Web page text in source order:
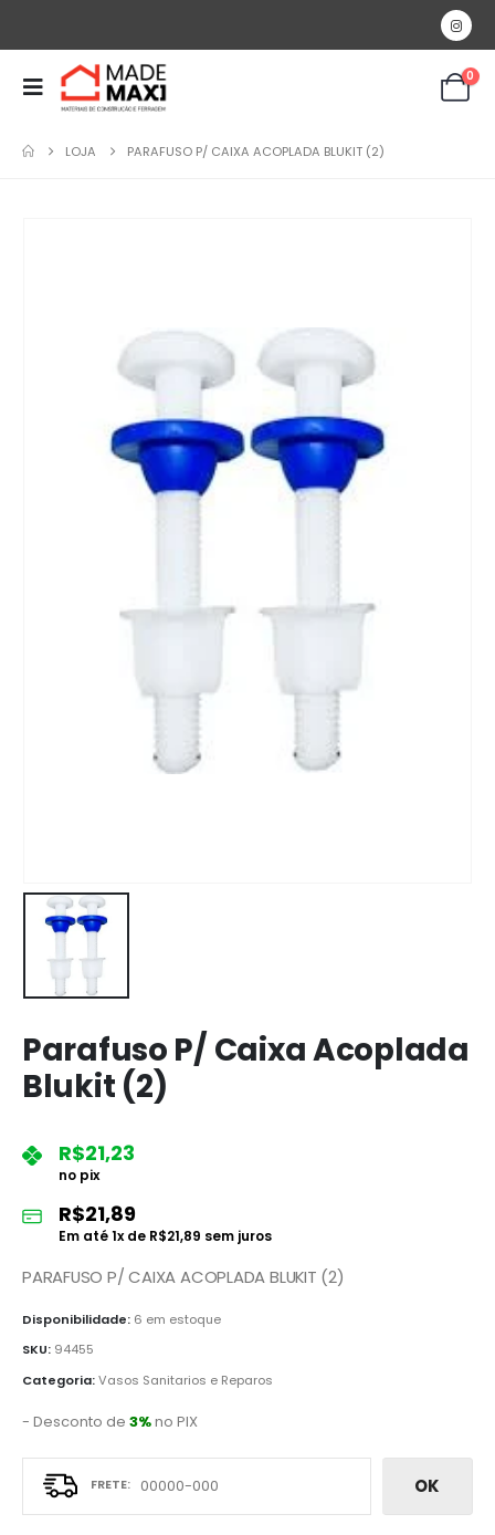
0
LOJA PARAFUSO P/ CAIXA ACOPLADA BLUKIT (2)
Parafuso P/ Caixa Acoplada
Blukit (2)
R$21,23
no pix
R$21,89
Em até1x de R$21,89 sem juros
PARAFUSO P/ CAIXA ACOPLADA BLUKIT (2)
Disponibilidade: 6 em estoque
SKU: 94455
Categoria:Vasos Sanitarios e Reparos
- Desconto de 3%no PIX
OK